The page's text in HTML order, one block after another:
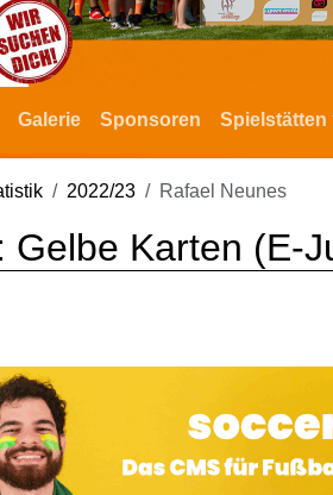
Galerie Sponsoren Spielstätten
2022/23 Rafael Neunes
Gelbe Karten (E-